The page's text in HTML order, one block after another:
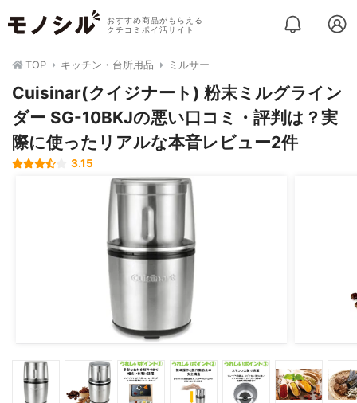
おすすめ商品がもらえる
クチコミポイ活サイト
TOP キッチン・台所用品 ミルサー
Cuisinar(クイジナート) 粉末ミルグライン
ダー SG-10BKJの悪い口コミ・評判は？実
際に使ったリアルな本音レビュー2件
3.15